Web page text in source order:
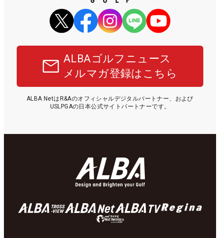
ALBAゴルフニュース
メルマガ登録はこちら
ALBA NetはR&Aのオフィシャルデジタルパートナー、および
USLPGAの日本公式サイトパートナーです。